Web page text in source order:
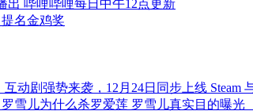
出 哔哩哔哩每日中午12点更新
名金鸡奖